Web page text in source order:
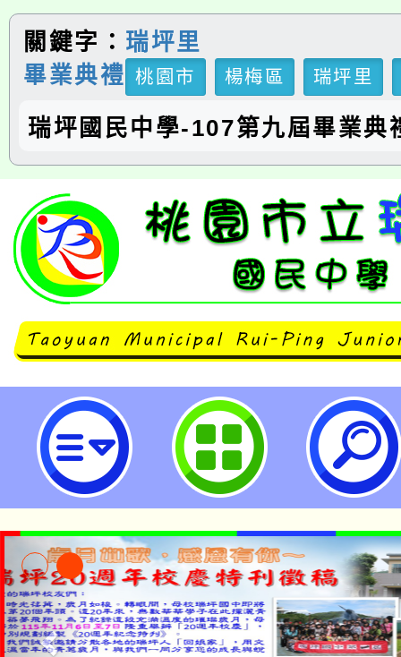
關鍵字： 瑞坪里
畢業典禮 桃園市 楊梅區 瑞坪里
瑞坪國民中學-107第九屆畢業典
neilrpjhstyc網站設計者：徐嘉